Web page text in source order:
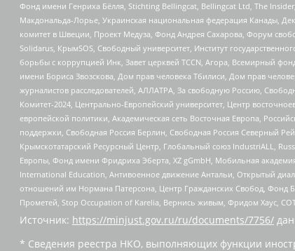
Фонд имени Генриха Бёлля, Stichting Bellingcat, Bellingcat Ltd, The
Макдональда-Лорье, Украинская национальная федерация Канады,
комитет в Швеции, Проект Медуза, Фонд Андрея Сахарова, Форум
Solidarus, КрымSOS, Свободный университет, Институт
борьбы с коррупцией Инк, Завет церквей TCCN, Агора, Всемирный
имени Бориса Звозскова, Дом прав человека Тбилиси, Дом прав
журналистов расследователей, АЛЛАТРА, За свободную Россию,
Комитет-2024, Центрально-Европейский университет, Центр
европейской политики, Академическая сеть Восточная Европа,
поддержки, Свободная Россия Берлин, Свободная Россия Северный
Крымскотатарский Ресурсный Центр, Глобальный союз IndustriALL,
Европы, Фонд имени Фридриха Эберта, XZ gGmbH, Мобильная
International Education, Антивоенное движение Антальи, Открытый
отношений им Нормана Патерсона, Центр Гражданских Свобод, Фонд
Прометей, Stop Occupation of Karelia, Вернись живым, Фридом Хаус,
Источник: https://minjust.gov.ru/ru/documents/7756/
* Сведения реестра НКО, выполняющих функции